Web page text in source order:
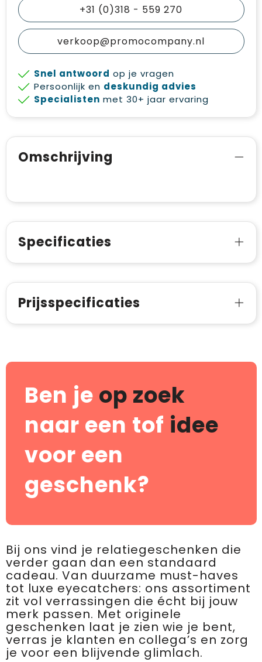
+31 (0)318 - 559 270
verkoop@promocompany.nl
Snel antwoord op je vragen
Persoonlijk en deskundig advies
Specialisten met 30+ jaar ervaring
Omschrijving
Specificaties
Prijsspecificaties
Ben je op zoek
naar een tof idee
voor een
geschenk?
Bij ons vind je relatiegeschenken die
verder gaan dan een standaard
cadeau. Van duurzame must-haves
tot luxe eyecatchers: ons assortiment
zit vol verrassingen die écht bij jouw
merk passen. Met originele
geschenken laat je zien wie je bent,
verras je klanten en collega’s en zorg
je voor een blijvende glimlach.